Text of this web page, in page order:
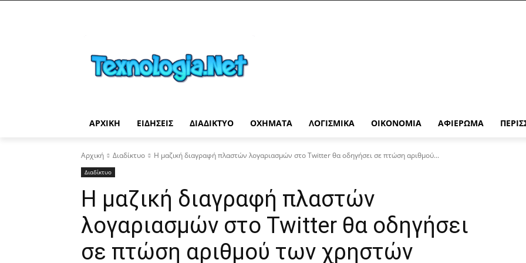
ΑΡΧΙΚΉ ΕΙΔΉΣΕΙΣ ΔΙΑΔΊΚΤΥΟ ΟΧΉΜΑΤΑ ΛΟΓΙΣΜΙΚΆ ΟΙΚΟΝΟΜΊΑ ΑΦΙΈΡΩΜΑ
Αρχική Διαδίκτυο Η μαζική διαγραφή πλαστών λογαριασμών στο Twitter θα οδηγήσει σε πτώση αριθμού...
Διαδίκτυο
Η μαζική διαγραφή πλαστών
λογαριασμών στο Twitter θα οδηγήσει
σε πτώση αριθμού των χρηστών